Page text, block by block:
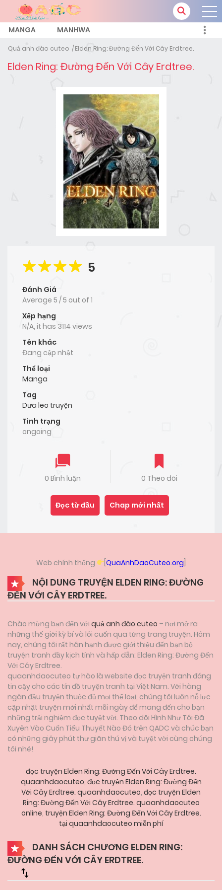
MANGA MANHWA
Quả anh đào cuteo Elden Ring: Đường Đến Với Cây Erdtree.
Elden Ring: Đường Đến Với Cây Erdtree.
5
Đánh Giá
Average 5 /5 out of 1
Xếp hạng
N/A, it has 3114 views
Tên khác
Đang cập nhật
Thể loại
Manga
Tag
Dưa leo truyện
Tình trạng
ongoing
0 Bình luận 0 Theo dõi
Đọc từ đầu Chap mới nhất
Web chính thống [QuaAnhDaoCuteo.org
NỘI DUNG TRUYỆN ELDEN RING: ĐƯỜNG
ĐẾN VỚI CÂY ERDTREE.
Chào mừng bạn đến với quả anh đào cuteo – nơi mở ra
những thế giới kỳ bí và lôi cuốn qua từng trang truyện. Hôm
nay, chúng tôi rất hân hạnh được giới thiệu đến bạn bộ
truyện tranh đầy kịch tính và hấp dẫn: Elden Ring: Đường Đến
Với Cây Erdtree.
quaanhdaocuteo tự hào là website đọc truyện tranh đáng
tin cậy cho các tín đồ truyện tranh tại Việt Nam. Với hàng
ngàn đầu truyện thuộc đủ mọi thể loại, chúng tôi luôn nỗ lực
cập nhật truyện mới nhất mỗi ngày để mang đến cho bạn
những trải nghiệm đọc tuyệt vời. Theo dõi Hình Như Tôi Đã
Xuyên Vào Cuốn Tiểu Thuyết Nào Đó trên QADC và chúc bạn
có những giây phút thư giãn thú vị và tuyệt vời cùng chúng
tôi nhé!
đọc truyện Elden Ring: Đường Đến Với Cây Erdtree.
quaanhdaocuteo, đọc truyện Elden Ring: Đường Đến
Với Cây Erdtree. quaanhdaocuteo, đọc truyện Elden
Ring: Đường Đến Với Cây Erdtree. quaanhdaocuteo
online, truyện Elden Ring: Đường Đến Với Cây Erdtree.
tại quaanhdaocuteo miễn phí
DANH SÁCH CHƯƠNG ELDEN RING:
ĐƯỜNG ĐẾN VỚI CÂY ERDTREE.